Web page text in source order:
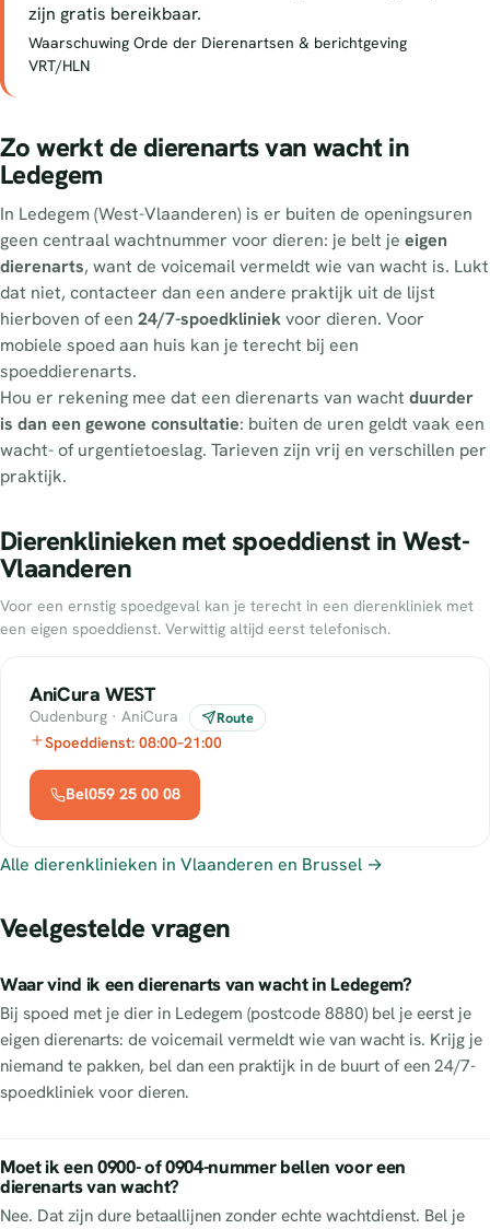
zijn gratis bereikbaar.
Waarschuwing Orde der Dierenartsen & berichtgeving
VRT/HLN
Zo werkt de dierenarts van wacht in
Ledegem
In Ledegem (West-Vlaanderen) is er buiten de openingsuren
geen centraal wachtnummer voor dieren: je belt je eigen
dierenarts, want de voicemail vermeldt wie van wacht is. Lukt
dat niet, contacteer dan een andere praktijk uit de lijst
hierboven of een 24/7-spoedkliniekvoor dieren. Voor
mobiele spoed aan huis kan je terecht bij een
spoeddierenarts.
Hou er rekening mee dat een dierenarts van wacht duurder
is dan een gewone consultatie: buiten de uren geldt vaak een
wacht- of urgentietoeslag. Tarieven zijn vrij en verschillen per
praktijk.
Dierenklinieken met spoeddienst in West-
Vlaanderen
Voor een ernstig spoedgeval kan je terecht in een dierenkliniek met
een eigen spoeddienst. Verwittig altijd eerst telefonisch.
AniCura WEST
Oudenburg · AniCura Route
Spoeddienst: 08:00–21:00
Bel059 25 00 08
Alle dierenklinieken in Vlaanderen en Brussel →
Veelgestelde vragen
Waar vind ik een dierenarts van wacht in Ledegem?
Bij spoed met je dier in Ledegem (postcode 8880) bel je eerst je
eigen dierenarts: de voicemail vermeldt wie van wacht is. Krijg je
niemand te pakken, bel dan een praktijk in de buurt of een 24/7-
spoedkliniek voor dieren.
Moet ik een 0900- of 0904-nummer bellen voor een
dierenarts van wacht?
Nee. Dat zijn dure betaallijnen zonder echte wachtdienst. Bel je